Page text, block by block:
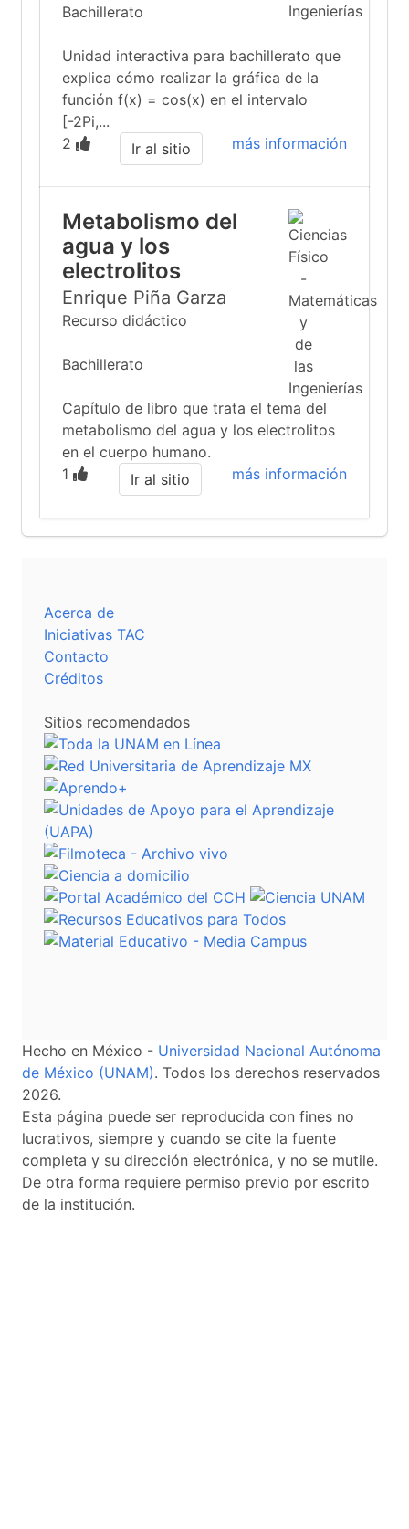
Bachillerato
Unidad interactiva para bachillerato que
explica cómo realizar la gráfica de la
función f(x) = cos(x) en el intervalo
[-2Pi,...
2
más información
Ir al sitio
Metabolismo del
agua y los
electrolitos
Enrique Piña Garza
Recurso didáctico
Bachillerato
Capítulo de libro que trata el tema del
metabolismo del agua y los electrolitos
en el cuerpo humano.
1
más información
Ir al sitio
Acerca de
Iniciativas TAC
Contacto
Créditos
Sitios recomendados
Hecho en México - Universidad Nacional Autónoma
de México (UNAM). Todos los derechos reservados
2026.
Esta página puede ser reproducida con fines no
lucrativos, siempre y cuando se cite la fuente
completa y su dirección electrónica, y no se mutile.
De otra forma requiere permiso previo por escrito
de la institución.